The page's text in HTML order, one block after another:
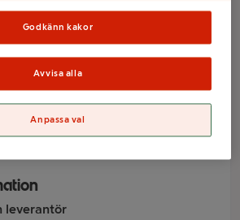
leverantör
Godkänn kakor
Avvisa alla
Anpassa val